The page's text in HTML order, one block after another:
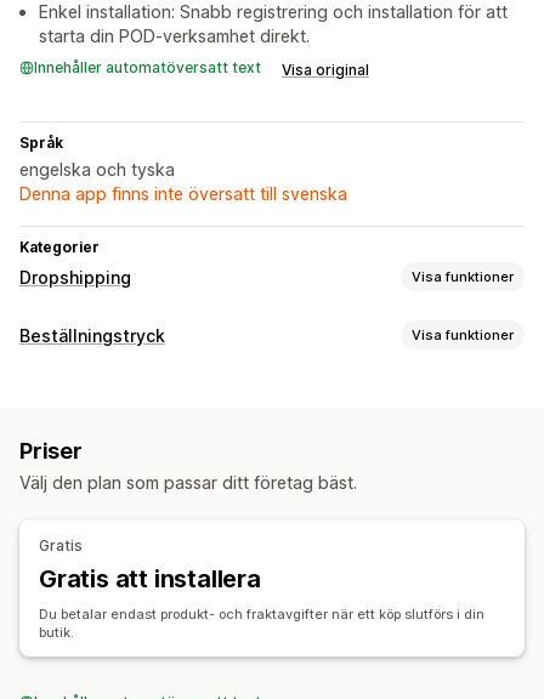
Enkel installation: Snabb registrering och installation för att
starta din POD-verksamhet direkt.
Innehåller automatöversatt text Visa original
Språk
engelska och tyska
Denna app finns inte översatt till svenska
Kategorier
Dropshipping Visa funktioner
Vilka produkter du kan köpa in
Tyskland
Beställningstryck Visa funktioner
Generator för modellering
Personlig anpassning Anpassade mallar
Husdjursprodukter
Miljövänligt
Priser
Välj den plan som passar ditt företag bäst.
Gratis
Gratis att installera
Du betalar endast produkt- och fraktavgifter när ett köp slutförs i din
butik.